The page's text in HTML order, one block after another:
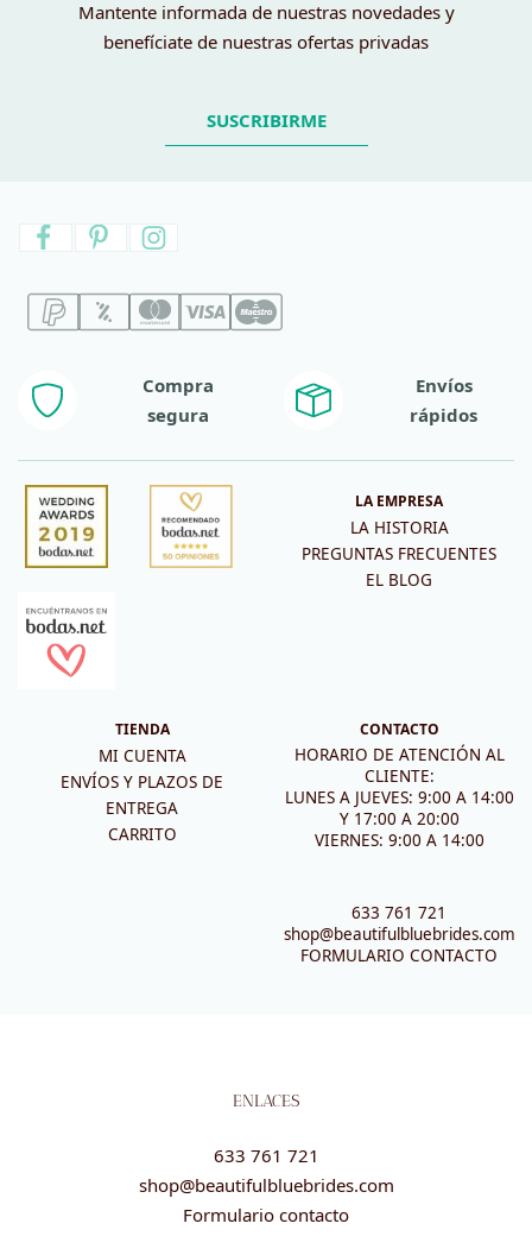
Mantente informada de nuestras novedades y
benefíciate de nuestras ofertas privadas
SUSCRIBIRME
Compra
segura
Envíos
rápidos
LA EMPRESA
LA HISTORIA
PREGUNTAS FRECUENTES
EL BLOG
TIENDA
MI CUENTA
ENVÍOS Y PLAZOS DE
ENTREGA
CARRITO
CONTACTO
HORARIO DE ATENCIÓN AL
CLIENTE:
LUNES A JUEVES: 9:00 A 14:00
Y 17:00 A 20:00
VIERNES: 9:00 A 14:00
633 761 721
shop@beautifulbluebrides.com
FORMULARIO CONTACTO
ENLACES
633 761 721
shop@beautifulbluebrides.com
Formulario contacto